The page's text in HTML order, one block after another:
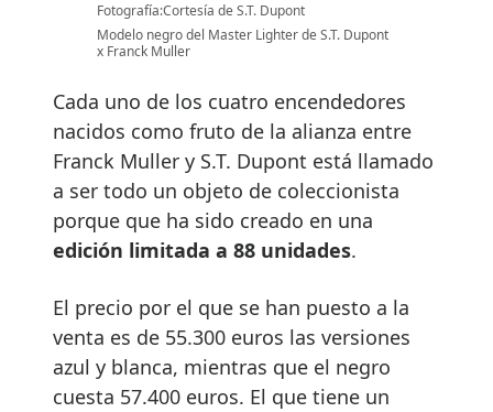
Fotografía:Cortesía de S.T. Dupont
Modelo negro del Master Lighter de S.T. Dupont
x Franck Muller
Cada uno de los cuatro encendedores
nacidos como fruto de la alianza entre
Franck Muller y S.T. Dupont está llamado
a ser todo un objeto de coleccionista
porque que ha sido creado en una
edición limitada a 88 unidades.
El precio por el que se han puesto a la
venta es de 55.300 euros las versiones
azul y blanca, mientras que el negro
cuesta 57.400 euros. El que tiene un